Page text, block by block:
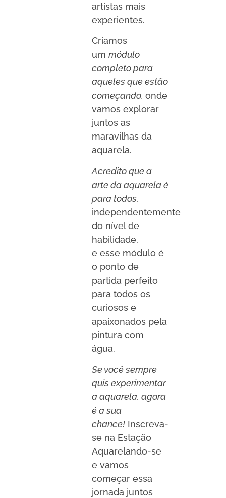
artistas mais
experientes.
Criamos
um módulo
completo para
aqueles que estão
começando, onde
vamos explorar
juntos as
maravilhas da
aquarela.
Acredito que a
arte da aquarela é
para todos,
independentemente
do nível de
habilidade,
e esse módulo é
o ponto de
partida perfeito
para todos os
curiosos e
apaixonados pela
pintura com
água.
Se você sempre
quis experimentar
a aquarela, agora
é a sua
chance! Inscreva-
se na Estação
Aquarelando-se
e vamos
começar essa
jornada juntos